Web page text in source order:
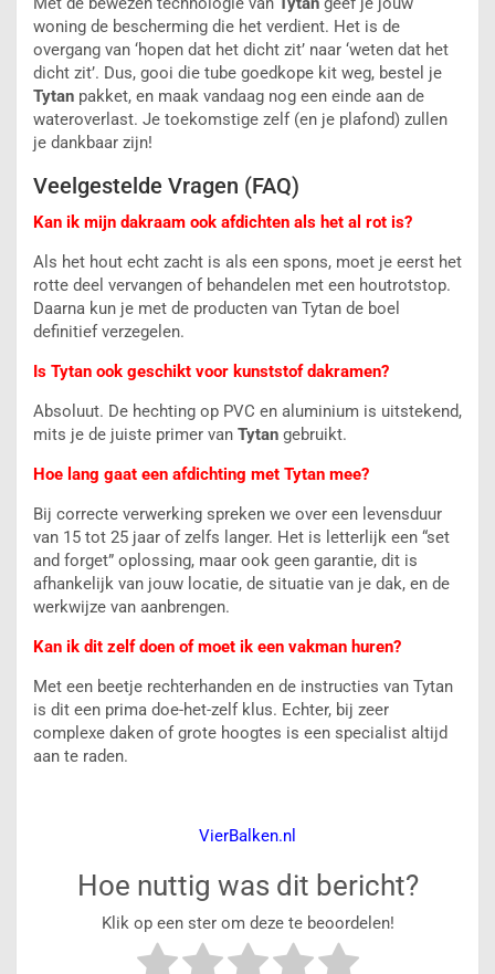
woning de bescherming die het verdient. Het is de
overgang van ‘hopen dat het dicht zit’ naar ‘weten dat het
dicht zit’. Dus, gooi die tube goedkope kit weg, bestel je
Tytan pakket, en maak vandaag nog een einde aan de
wateroverlast. Je toekomstige zelf (en je plafond) zullen
je dankbaar zijn!
Veelgestelde Vragen (FAQ)
Kan ik mijn dakraam ook afdichten als het al rot is?
Als het hout echt zacht is als een spons, moet je eerst het
rotte deel vervangen of behandelen met een houtrotstop.
Daarna kun je met de producten van Tytan de boel
definitief verzegelen.
Is Tytan ook geschikt voor kunststof dakramen?
Absoluut. De hechting op PVC en aluminium is uitstekend,
mits je de juiste primer van Tytan gebruikt.
Hoe lang gaat een afdichting met Tytan mee?
Bij correcte verwerking spreken we over een levensduur
van 15 tot 25 jaar of zelfs langer. Het is letterlijk een “set
and forget” oplossing, maar ook geen garantie, dit is
afhankelijk van jouw locatie, de situatie van je dak, en de
werkwijze van aanbrengen.
Kan ik dit zelf doen of moet ik een vakman huren?
Met een beetje rechterhanden en de instructies van Tytan
is dit een prima doe-het-zelf klus. Echter, bij zeer
complexe daken of grote hoogtes is een specialist altijd
aan te raden.
VierBalken.nl
Hoe nuttig was dit bericht?
Klik op een ster om deze te beoordelen!